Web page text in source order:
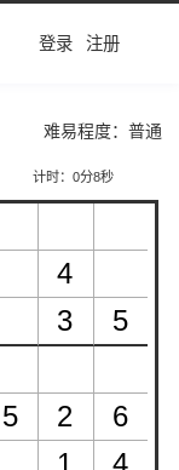
登录 注册
难易程度：普通
计时：0分8秒